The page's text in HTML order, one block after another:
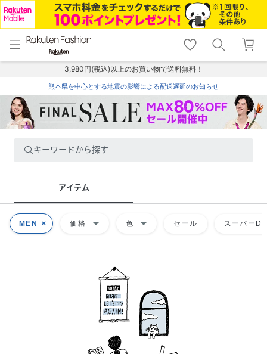
menu home
トップ
shopping_cart lock_outline
ログイン
3,980円(税込)以上のお買い物で送料無料！
熊本県を中心とする地震の影響による配送遅延のお知らせ
キーワードから探す
アイテム
MEN 価格 arrow_drop_down 色 arrow_drop_down セール スーパー